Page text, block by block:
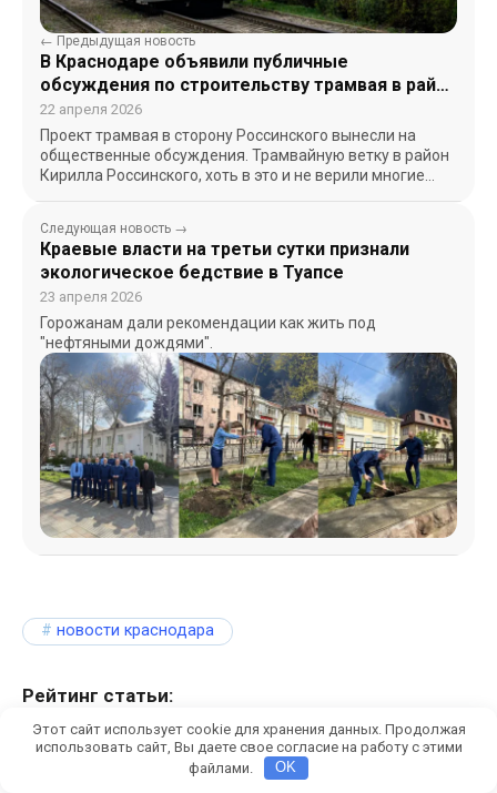
← Предыдущая новость
В Краснодаре объявили публичные
обсуждения по строительству трамвая в район
Кирилла Россинского
22 апреля 2026
Проект трамвая в сторону Россинского вынесли на
общественные обсуждения. Трамвайную ветку в район
Кирилла Россинского, хоть в это и не верили многие…
Следующая новость →
Краевые власти на третьи сутки признали
экологическое бедствие в Туапсе
23 апреля 2026
Горожанам дали рекомендации как жить под
"нефтяными дождями".
новости краснодара
Рейтинг статьи:
4оценки, среднее4.75из 5)
Этот сайт использует cookie для хранения данных. Продолжая
использовать сайт, Вы даете свое согласие на работу с этими
файлами.
OK